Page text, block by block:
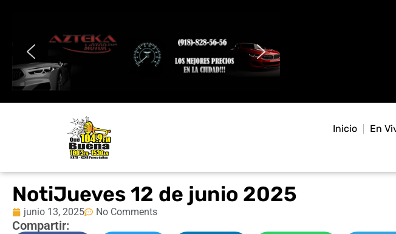
Inicio En
NotiJueves 12 de junio 2025
junio 13, 2025 No Comments
Compartir: